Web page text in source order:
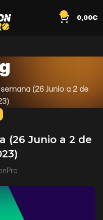
0
0,00€
(26 Junio a 2 de
(26 Junio a 2 de